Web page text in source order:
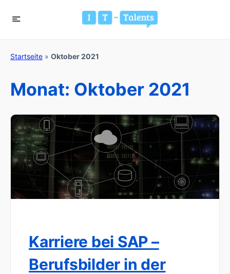
Startseite » Oktober 2021
Monat: Oktober 2021
Karriere bei SAP –
Berufsbilder in der